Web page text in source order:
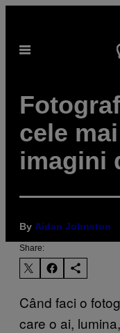
content
Open
cele
imagini
By Aidan Johnston
Share:
​Când faci o
care o ai,